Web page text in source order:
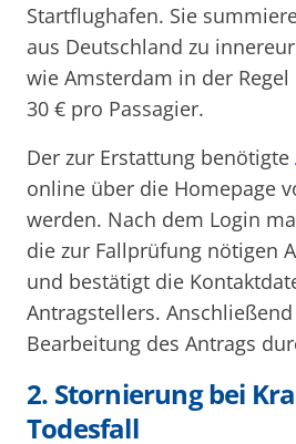
Startflughafen. Sie
aus Deutschland zu
wie Amsterdam in der
30 € pro Passagier.
Der zur Erstattung benötigte
online über die Homepage
werden. Nach dem Login
die zur Fallprüfung nötigen
und bestätigt die
Antragstellers.
Bearbeitung des Antrags
2. Stornierung bei
Todesfall